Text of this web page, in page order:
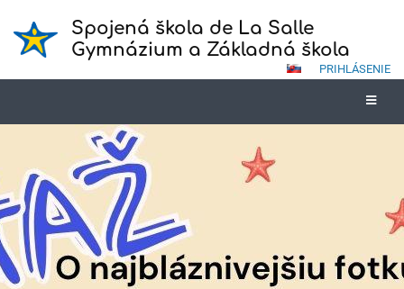
Spojená škola de La Salle
Gymnázium a Základná škola
PRIHLÁSENIE